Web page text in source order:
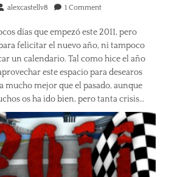
alexcastellv8 1 Comment
días que empezó este 2011, pero
felicitar el nuevo año, ni tampoco
un calendario. Tal como hice el año
este espacio para desearos
mucho mejor que el pasado, aunque
os ha ido bien, pero tanta crisis…